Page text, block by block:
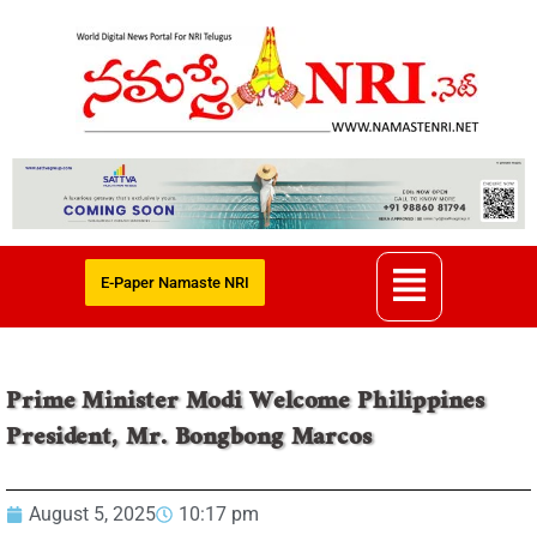
E-Paper Namaste NRI
Prime Minister Modi Welcome Philippines
President, Mr. Bongbong Marcos
August 5, 2025 10:17 pm